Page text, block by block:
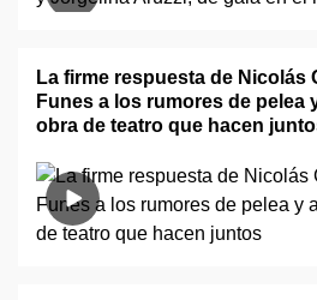
La firme respuesta de Nicolás
Funes a los rumores de pelea
obra de teatro que hacen